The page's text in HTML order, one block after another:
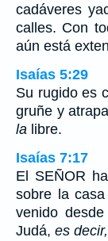
cadáveres
calles. Con
aún está
Isaías 5:29
Su rugido es
gruñe y
la libre.
Isaías 7:17
El SEÑOR
sobre la
venido
Judá, es decir,